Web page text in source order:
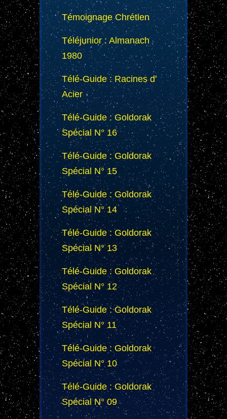
Témoignage Chrétien
Téléjunior : Almanach
1980
Télé-Guide : Racines d'
Acier
Télé-Guide : Goldorak
Spécial N° 16
Télé-Guide : Goldorak
Spécial N° 15
Télé-Guide : Goldorak
Spécial N° 14
Télé-Guide : Goldorak
Spécial N° 13
Télé-Guide : Goldorak
Spécial N° 12
Télé-Guide : Goldorak
Spécial N° 11
Télé-Guide : Goldorak
Spécial N° 10
Télé-Guide : Goldorak
Spécial N° 09